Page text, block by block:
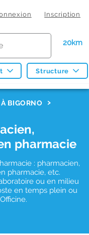
Inscription
20km
Structure
À BIGORNO
pharmacie
: pharmacien,
pharmacie, etc.
ou en milieu
en temps plein ou